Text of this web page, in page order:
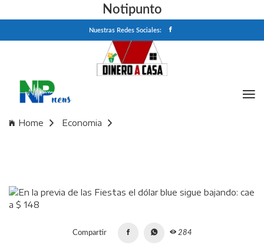
Notipunto
Nuestras Redes Sociales:
Home
Economia
Compartir 284